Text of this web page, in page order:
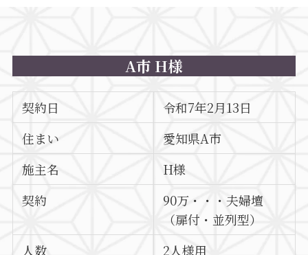
A市 H様
契約日
令和7年2月13日
住まい
愛知県A市
施主名
H様
契約
90万・・・夫婦壇
（扉付・並列型）
人数
2人様用